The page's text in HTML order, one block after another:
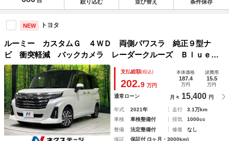
絞り込む 並び替え 条件保存
NEW トヨタ
ルーミー カスタムＧ ４ＷＤ 両側パワスラ 純正９型ナ
ビ 衝突軽減 バックカメラ レーダークルーズ Ｂｌｕｅｔ
ｏｏｔｈ ＥＴＣ ドラレコ ＬＥＤヘッド オートライト
スマートキー アイドリングストップ 横滑り防止装置
支払総額(税込)
202.9 万円
本体価格
187.4
万円
諸費用
15.5
万円
通常ローン 月々 15,400 円
年式 2021年 走行
3.1万km
車検
車検整備付 排気
1000cc
整備
法定整備付 修復
なし
保証
保証付 (3ヶ月・3000km)